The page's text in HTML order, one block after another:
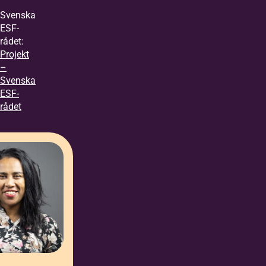
Svenska
ESF-
rådet:
Projekt
–
Svenska
ESF-
rådet